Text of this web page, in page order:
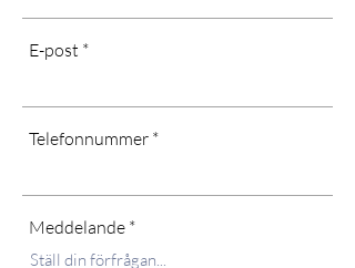
E-post
Telefonnummer
Meddelande